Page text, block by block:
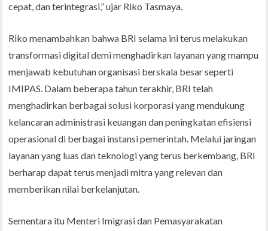
cepat, dan terintegrasi,” ujar Riko Tasmaya.
Riko menambahkan bahwa BRI selama ini terus melakukan
transformasi digital demi menghadirkan layanan yang mampu
menjawab kebutuhan organisasi berskala besar seperti
IMIPAS. Dalam beberapa tahun terakhir, BRI telah
menghadirkan berbagai solusi korporasi yang mendukung
kelancaran administrasi keuangan dan peningkatan efisiensi
operasional di berbagai instansi pemerintah. Melalui jaringan
layanan yang luas dan teknologi yang terus berkembang, BRI
berharap dapat terus menjadi mitra yang relevan dan
memberikan nilai berkelanjutan.
Sementara itu Menteri Imigrasi dan Pemasyarakatan